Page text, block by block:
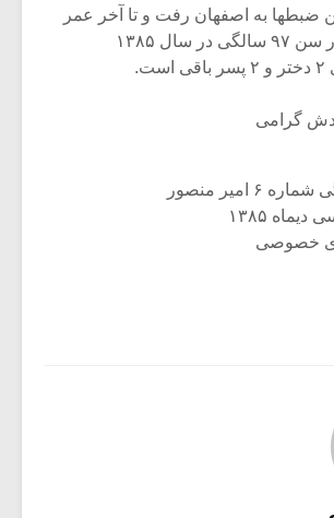
ضبطها به اصفهان رفت و تا آخر عمر
در آنجا بود وی در سن ۹۷ سالگی در سال ۱۳۸۵
گرامی
امیر منصور
۱۳۸۵
خصوصی